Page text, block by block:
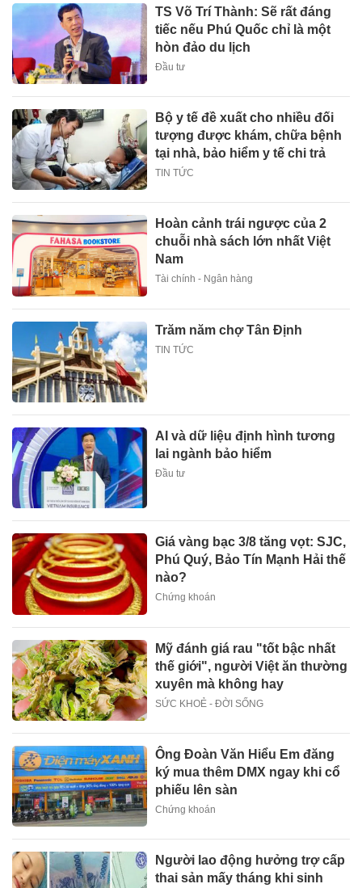
TS Võ Trí Thành: Sẽ rất đáng
tiếc nếu Phú Quốc chỉ là một
hòn đảo du lịch
Đầu tư
Bộ y tế đề xuất cho nhiều đối
tượng được khám, chữa bệnh
tại nhà, bảo hiểm y tế chi trả
TIN TỨC
Hoàn cảnh trái ngược của 2
chuỗi nhà sách lớn nhất Việt
Nam
Tài chính - Ngân hàng
Trăm năm chợ Tân Định
TIN TỨC
AI và dữ liệu định hình tương
lai ngành bảo hiểm
Đầu tư
Giá vàng bạc 3/8 tăng vọt: SJC,
Phú Quý, Bảo Tín Mạnh Hải thế
nào?
Chứng khoán
Mỹ đánh giá rau "tốt bậc nhất
thế giới", người Việt ăn thường
xuyên mà không hay
SỨC KHOẺ - ĐỜI SỐNG
Ông Đoàn Văn Hiểu Em đăng
ký mua thêm DMX ngay khi cổ
phiếu lên sàn
Chứng khoán
Người lao động hưởng trợ cấp
thai sản mấy tháng khi sinh